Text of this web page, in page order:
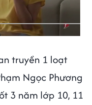
truyền 1 loạt
Ngọc Phương
3 năm lớp 10, 11